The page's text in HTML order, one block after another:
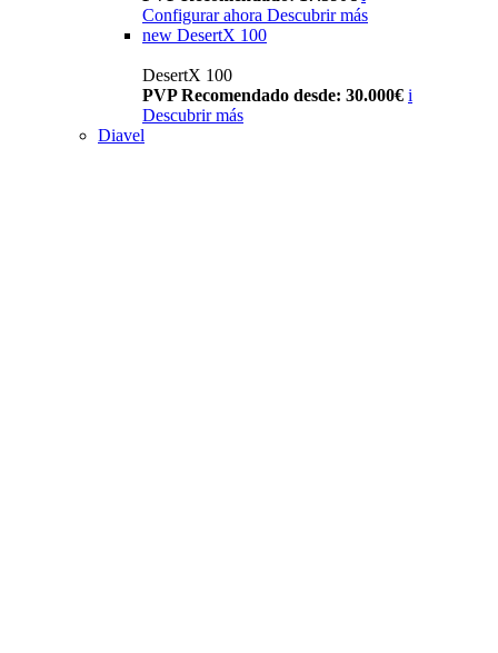
Configurar ahora Descubrir más
new DesertX 100
DesertX 100
PVP Recomendado desde: 30.000€ i
Descubrir más
Diavel